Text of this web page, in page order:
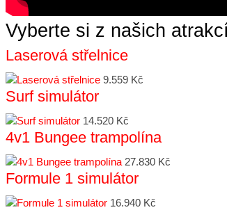
Vyberte si z našich
Laserová střelnice
9.559 Kč
Surf simulátor
14.520 Kč
4v1 Bungee trampolína
27.830 Kč
Formule 1 simulátor
16.940 Kč